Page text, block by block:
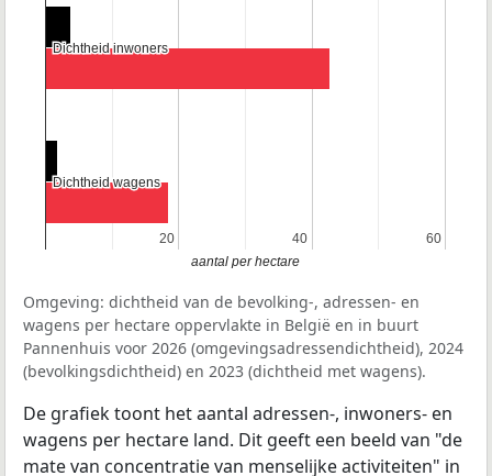
20
20 40
40 60
60
Dichtheid inwoners
Dichtheid inwoners
Dichtheid wagens
Dichtheid wagens
aantal per hectare
Omgeving: dichtheid van de bevolking-, adressen- en
wagens per hectare oppervlakte in België en in buurt
Pannenhuis voor 2026 (omgevingsadressendichtheid), 2024
(bevolkingsdichtheid) en 2023 (dichtheid met wagens).
De grafiek toont het aantal adressen-, inwoners- en
wagens per hectare land. Dit geeft een beeld van "de
mate van concentratie van menselijke activiteiten" in